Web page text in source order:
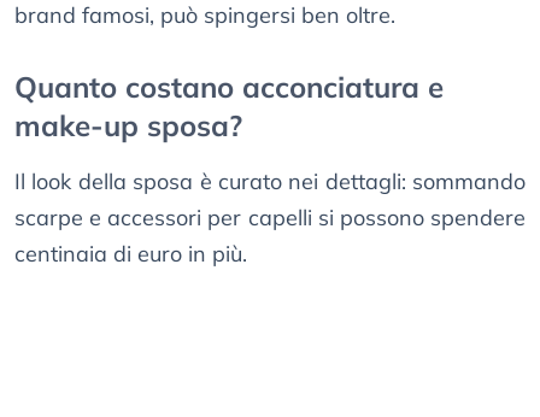
brand famosi, può spingersi ben oltre.
Quanto costano acconciatura e
make-up sposa?
Il look della sposa è curato nei dettagli: sommando
scarpe e accessori per capelli si possono spendere
centinaia di euro in più.